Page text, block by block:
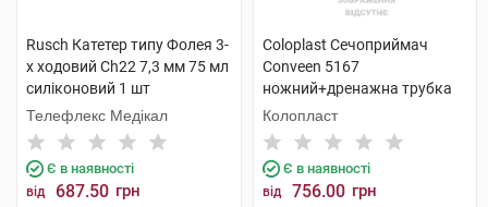
Rusch Катетер типу Фолея 3-
х ходовий Ch22 7,3 мм 75 мл
силіконовий 1 шт
Телефлекс Медікал
Є в наявності
від 687.50 грн
Coloplast Сечоприймач
Conveen 5167
ножний+дренажна трубка
50 см, 750 мл 10 шт
Колопласт
Є в наявності
від 756.00 грн